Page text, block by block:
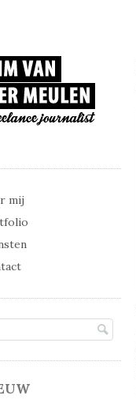
menu
to content
mij